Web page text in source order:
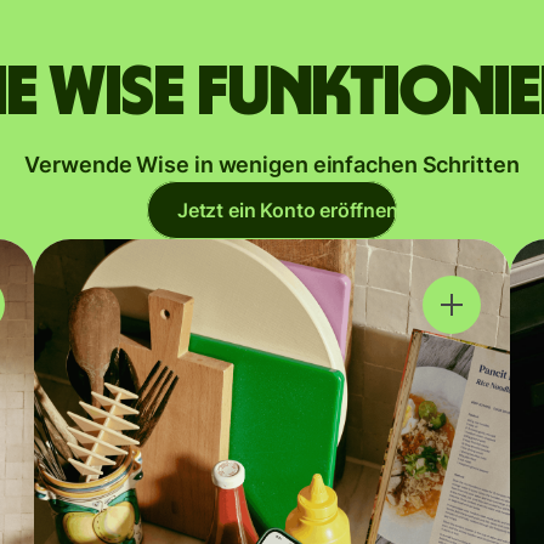
Wise
Verwende Wise in wenigen einfachen Schritten
Jetzt ein Konto eröffnen